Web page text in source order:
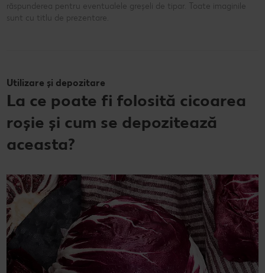
răspunderea pentru eventualele greșeli de tipar. Toate imaginile
sunt cu titlu de prezentare.
Utilizare și depozitare
La ce poate fi folosită cicoarea
roșie și cum se depozitează
aceasta?